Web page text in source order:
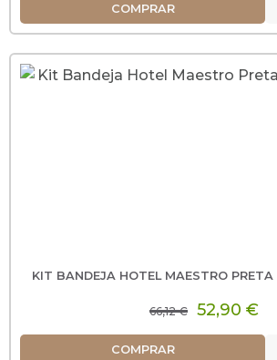
COMPRAR
KIT BANDEJA HOTEL MAESTRO PRETA
66,12 € 52,90 €
COMPRAR